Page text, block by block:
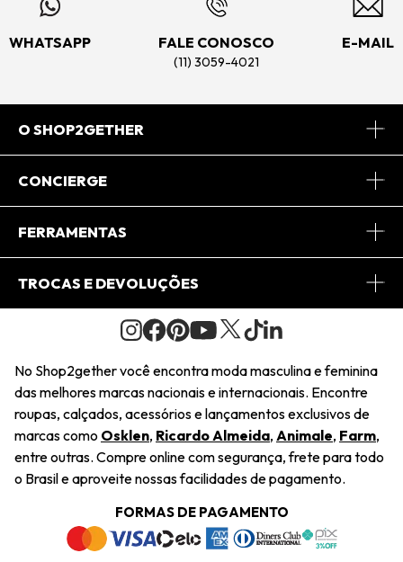
WHATSAPP FALE CONOSCO
(11) 3059-4021
E-MAIL
O SHOP2GETHER
Sobre Nós
Journal
Saiu na Mídia
Sustentabilidade
Navegando
Termos e Condições
CONCIERGE
Central de Relacionamento
Regulamento e Promoções
FERRAMENTAS
Minha Conta
Pedido de Presente
Wishlist
TROCAS E DEVOLUÇÕES
Condições Gerais
Troca Fácil
Restituição de Pagamento
Dúvidas Frequentes
Termos e Condições
Política de Privacidade
No Shop2gether você encontra moda masculina e feminina
das melhores marcas nacionais e internacionais. Encontre
roupas, calçados, acessórios e lançamentos exclusivos de
marcas como Osklen, Ricardo Almeida, Animale, Farm,
entre outras. Compre online com segurança, frete para todo
o Brasil e aproveite nossas facilidades de pagamento.
FORMAS DE PAGAMENTO